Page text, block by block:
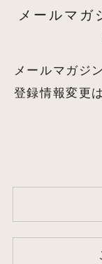
メールマガ
メールマガジ
登録情報変更